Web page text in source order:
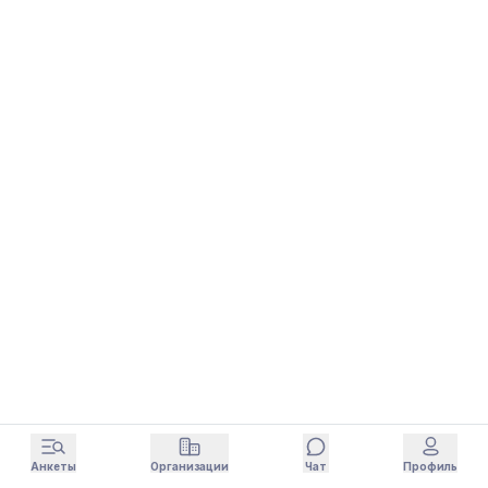
Анкеты Организации Чат Профиль